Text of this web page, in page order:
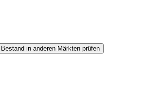
Bestand in anderen Märkten prüfen